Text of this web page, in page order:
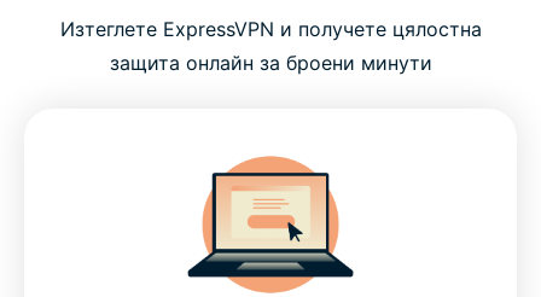
Какво е VPN и защо е важна технология
Безопасно и законно ли е да изтегляте VPN?
Какво казват хората за ExpressVPN
Изтеглете ExpressVPN и получете цялостна
защита онлайн за броени минути